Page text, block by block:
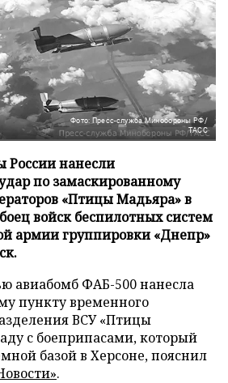
Фото: Пресс-служба Минобороны РФ/
ТАСС
России нанесли
по замаскированному
«Птицы Мадьяра» в
войск беспилотных систем
армии группировки «Днепр»
авиабомб ФАБ-500 нанесла
пункту временного
ВСУ «Птицы
с боеприпасами, который
базой в Херсоне, пояснил
.